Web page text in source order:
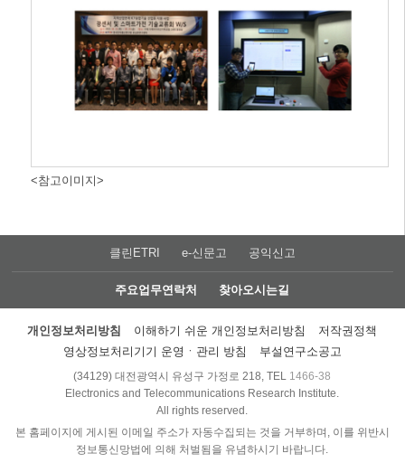
<참고이미지>
클린ETRI e-신문고 공익신고
주요업무연락처 찾아오시는길
개인정보처리방침 이해하기 쉬운 개인정보처리방침
저작권정책
영상정보처리기기 운영ㆍ관리 방침
부설연구소공고
(34129) 대전광역시 유성구 가정로 218, TEL 1466-38
Electronics and Telecommunications Research Institute.
All rights reserved.
본 홈페이지에 게시된 이메일 주소가 자동수집되는 것을 거부하며, 이를 위반시
정보통신망법에 의해 처벌됨을 유념하시기 바랍니다.